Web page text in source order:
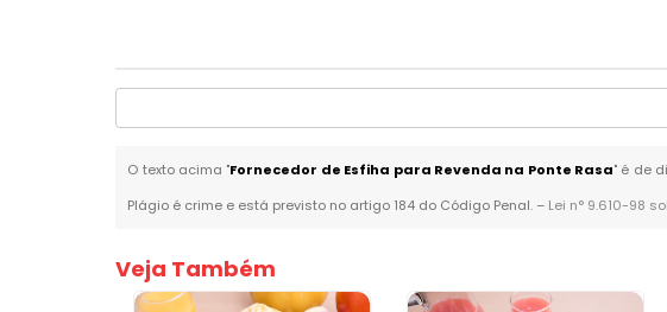
O texto acima "Fornecedor de Esfiha para Revenda na Ponte Rasa" é de
Plágio é crime e está previsto no artigo 184 do Código Penal. – Lei n° 9.610-98
Veja Também